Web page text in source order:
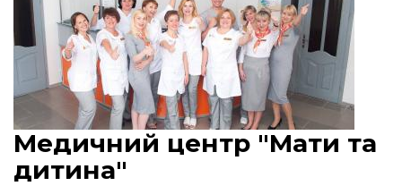
Медичний центр "Мати та
дитина"